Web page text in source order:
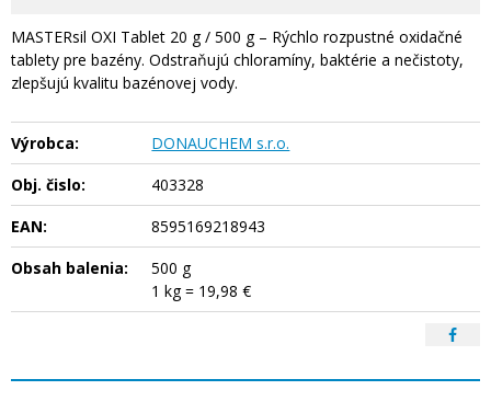
MASTERsil OXI Tablet 20 g / 500 g – Rýchlo rozpustné oxidačné
tablety pre bazény. Odstraňujú chloramíny, baktérie a nečistoty,
zlepšujú kvalitu bazénovej vody.
Výrobca:
DONAUCHEM s.r.o.
Obj. čislo:
403328
EAN:
8595169218943
Obsah balenia:
500 g
1 kg = 19,98 €